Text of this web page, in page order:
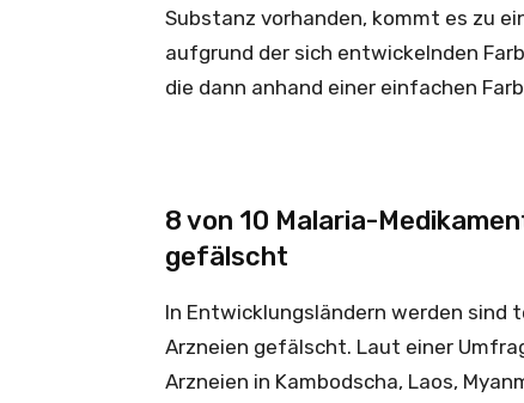
Substanz vorhanden, kommt es zu
aufgrund der sich entwickelnden
die dann anhand einer einfachen
8 von 10 Malaria-
gefälscht
In Entwicklungsländern werden sind
Arzneien gefälscht. Laut einer
Arzneien in Kambodscha, Laos,